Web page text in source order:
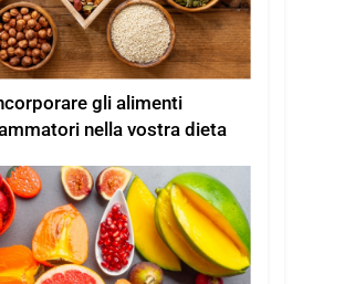
gli alimenti
nella vostra dieta